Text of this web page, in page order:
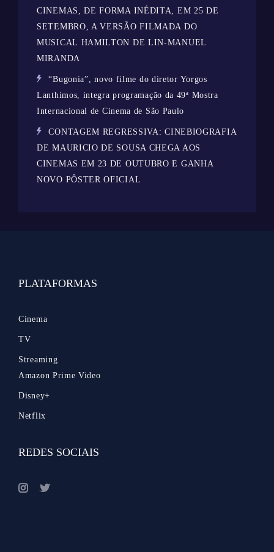
CINEMAS, DE FORMA INÉDITA, EM 25 DE
SETEMBRO, A VERSÃO FILMADA DO
MUSICAL HAMILTON DE LIN-MANUEL
MIRANDA
“Bugonia”, novo filme do diretor Yorgos
Lanthimos, integra programação da 49ª Mostra
Internacional de Cinema de São Paulo
CONTAGEM REGRESSIVA: CINEBIOGRAFIA
DE MAURICIO DE SOUSA CHEGA AOS
CINEMAS EM 23 DE OUTUBRO E GANHA
NOVO PÔSTER OFICIAL
PLATAFORMAS
Cinema
TV
Streaming
Amazon Prime Video
Disney+
Netflix
REDES SOCIAIS